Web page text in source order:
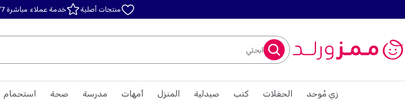
منتجات أصلية خدمة عملاء مباشرة 24/7
ابحثي
استحمام صحة مدرسة أمهات المنزل صيدلية كتب الحفلات زي مُوحد